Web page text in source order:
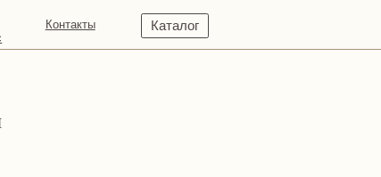
Каталог